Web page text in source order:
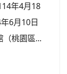
年4月18
6月10日
（桃園區...